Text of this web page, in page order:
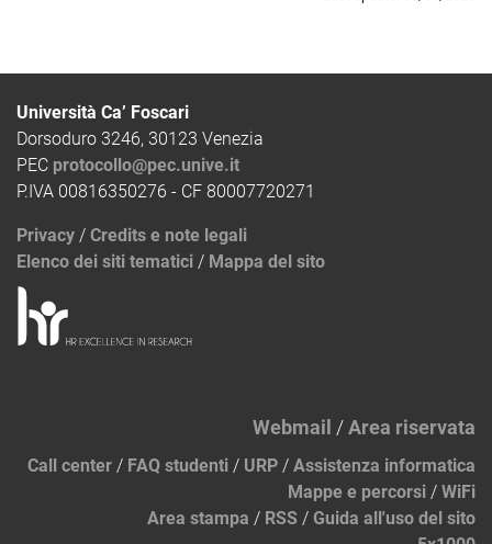
Università Ca’ Foscari
Dorsoduro 3246, 30123 Venezia
PEC protocollo@pec.unive.it
P.IVA 00816350276 - CF 80007720271
Privacy / Credits e note legali
Elenco dei siti tematici / Mappa del sito
Webmail /Area riservata
Call center / FAQ studenti / URP / Assistenza informatica
Mappe e percorsi / WiFi
Area stampa / RSS / Guida all'uso del sito